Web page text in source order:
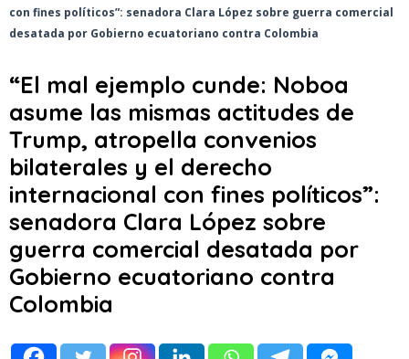
con fines políticos”: senadora Clara López sobre guerra comercial
desatada por Gobierno ecuatoriano contra Colombia
“El mal ejemplo cunde: Noboa
asume las mismas actitudes de
Trump, atropella convenios
bilaterales y el derecho
internacional con fines políticos”:
senadora Clara López sobre
guerra comercial desatada por
Gobierno ecuatoriano contra
Colombia